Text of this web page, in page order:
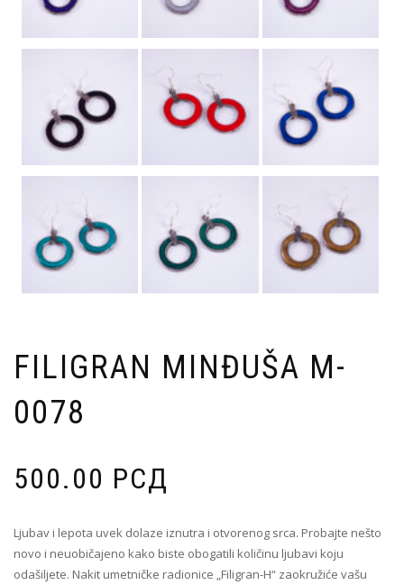
FILIGRAN MINĐUŠA M-
0078
500.00 РСД
Ljubav i lepota uvek dolaze iznutra i otvorenog srca. Probajte nešto
novo i neuobičajeno kako biste obogatili količinu ljubavi koju
odašiljete. Nakit umetničke radionice „Filigran-H“ zaokružiće vašu